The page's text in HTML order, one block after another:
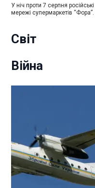
У ніч проти 7 серпня
мережі супермаркетів
Світ
Війна